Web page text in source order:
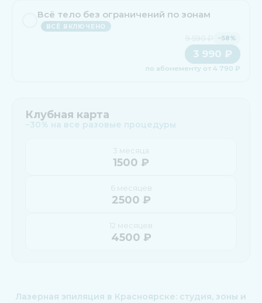
Всё тело без ограничений по зонам
ВСЁ ВКЛЮЧЕНО
−58%
3 990 ₽
по абонементу от 4 790 ₽
Клубная карта
−30% на все разовые процедуры
3 месяца
1500 ₽
6 месяцев
2500 ₽
12 месяцев
4500 ₽
Лазерная эпиляция в Красноярске: студия, зоны и